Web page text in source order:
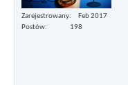
Zarejestrowany
Feb 2017
Postów
198